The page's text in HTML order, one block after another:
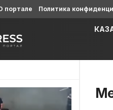
портале Политика